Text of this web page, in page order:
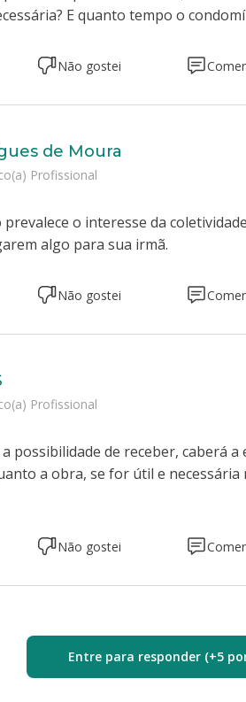
E quanto tempo o
Não gostei
o interesse da
algo para sua irmã.
de Moura
Profissional
Não gostei
a possibilidade de receber, caberá
a obra, se for útil e
Profissional
Não gostei
Entre para responder (+5